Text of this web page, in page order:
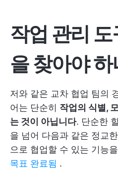
작업 관리
을 찾아야
저와 같은 교차 협업 팀의
어는 단순히 작업의 식별,
는 것이 아닙니다. 단순한
을 넘어 다음과 같은 정교
으로 협업할 수 있는 기능
목표 완료됨 .